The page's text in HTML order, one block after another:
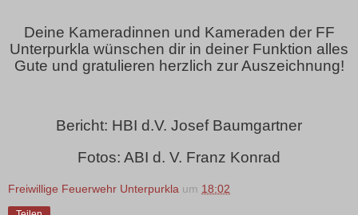
Deine Kameradinnen und Kameraden der FF
Unterpurkla wünschen dir in deiner Funktion alles
Gute und gratulieren herzlich zur Auszeichnung!
Bericht: HBI d.V. Josef Baumgartner
Fotos: ABI d. V. Franz Konrad
Freiwillige Feuerwehr Unterpurkla um 18:02